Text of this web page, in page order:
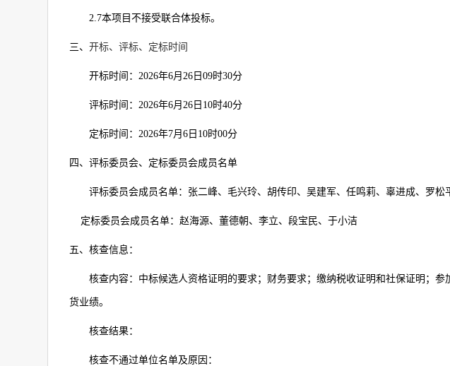
2.7本项目不接受联合体投标。
三、 开标、评标、定标时间
开标时间： 2026年6月 26 日 09时30分
评标时间： 2026年6月 26 日 10时40分
定标时间： 2026年7月 6 日 10时00分
四、评标委员会、定标委员会成员名单
评标委员会成员名单：张二峰、毛兴玲、胡传印、吴建军、任鸣莉、辜进成、罗松
定标委员会成员名单：赵海源、董德朝、李立、段宝民、于小洁
五、核查信息：
核查内容：中标候选人资格证明的要求；财务要求；缴纳税收证明和社保证明；
货业绩。
核查结果：
核查不通过单位名单及原因：